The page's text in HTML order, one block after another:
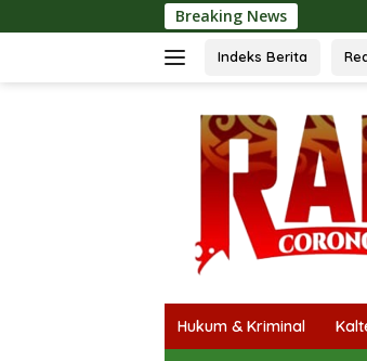
ke
Breaking News Buka
Indeks Berita
Hukum & Kriminal